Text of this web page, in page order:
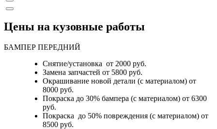
Цены на кузовные работы
БАМПЕР ПЕРЕДНИЙ
Снятие/установка от 2000 руб.
Замена запчастей от 5800 руб.
Окрашивание новой детали (с материалом) от
8000 руб.
Покраска до 30% бампера (с материалом) от 6300
руб.
Покраска до 50% повреждения (с материалом) от
8500 руб.